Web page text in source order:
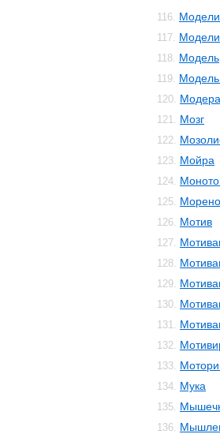
116.
117.
118. Модель
119. Модель
120.
121. Мозг
122.
123. Мойра
124.
125.
126. Мотив
127.
128.
129.
130.
131.
132.
133.
134. Мука
135.
136.